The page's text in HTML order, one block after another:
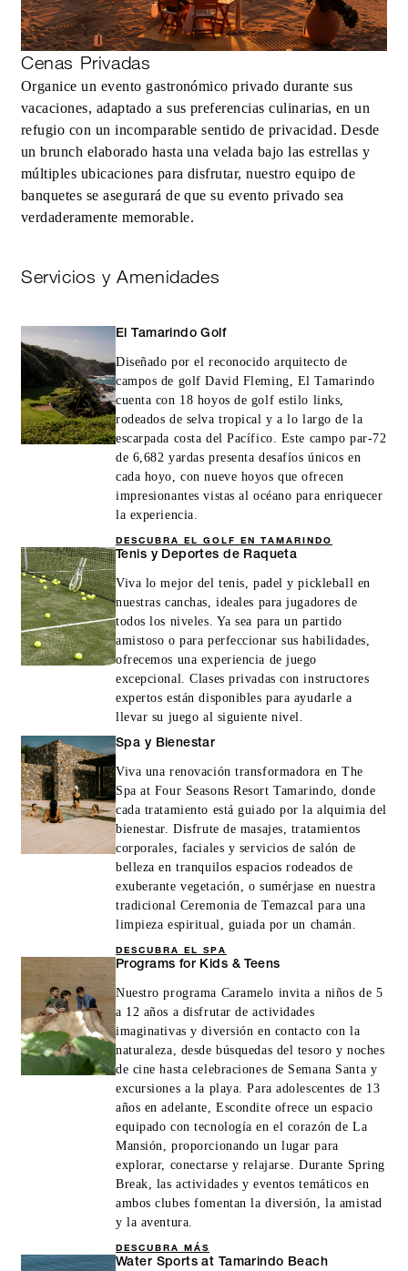
Cenas Privadas
Organice un evento gastronómico privado durante sus
vacaciones, adaptado a sus preferencias culinarias, en un
refugio con un incomparable sentido de privacidad. Desde
un brunch elaborado hasta una velada bajo las estrellas y
múltiples ubicaciones para disfrutar, nuestro equipo de
banquetes se asegurará de que su evento privado sea
verdaderamente memorable.
Servicios y Amenidades
El Tamarindo Golf
Diseñado por el reconocido arquitecto de
campos de golf David Fleming, El Tamarindo
cuenta con 18 hoyos de golf estilo links,
rodeados de selva tropical y a lo largo de la
escarpada costa del Pacífico. Este campo par-72
de 6,682 yardas presenta desafíos únicos en
cada hoyo, con nueve hoyos que ofrecen
impresionantes vistas al océano para enriquecer
la experiencia.
DESCUBRA EL GOLF EN TAMARINDO
Tenis y Deportes de Raqueta
Viva lo mejor del tenis, padel y pickleball en
nuestras canchas, ideales para jugadores de
todos los niveles. Ya sea para un partido
amistoso o para perfeccionar sus habilidades,
ofrecemos una experiencia de juego
excepcional. Clases privadas con instructores
expertos están disponibles para ayudarle a
llevar su juego al siguiente nivel.
Spa y Bienestar
Viva una renovación transformadora en The
Spa at Four Seasons Resort Tamarindo, donde
cada tratamiento está guiado por la alquimia del
bienestar. Disfrute de masajes, tratamientos
corporales, faciales y servicios de salón de
belleza en tranquilos espacios rodeados de
exuberante vegetación, o sumérjase en nuestra
tradicional Ceremonia de Temazcal para una
limpieza espiritual, guiada por un chamán.
DESCUBRA EL SPA
Programs for Kids & Teens
Nuestro programa Caramelo invita a niños de 5
a 12 años a disfrutar de actividades
imaginativas y diversión en contacto con la
naturaleza, desde búsquedas del tesoro y noches
de cine hasta celebraciones de Semana Santa y
excursiones a la playa. Para adolescentes de 13
años en adelante, Escondite ofrece un espacio
equipado con tecnología en el corazón de La
Mansión, proporcionando un lugar para
explorar, conectarse y relajarse. Durante Spring
Break, las actividades y eventos temáticos en
ambos clubes fomentan la diversión, la amistad
y la aventura.
DESCUBRA MÁS
Water Sports at Tamarindo Beach